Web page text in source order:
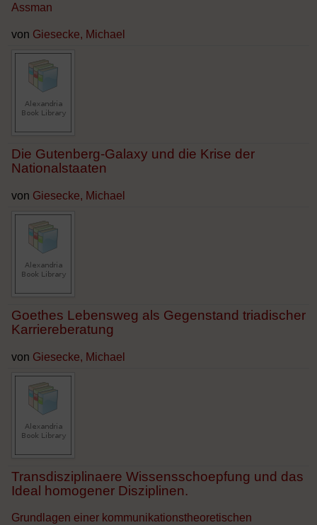
Assman
von Giesecke, Michael
Die Gutenberg-Galaxy und die Krise der
Nationalstaaten
von Giesecke, Michael
Goethes Lebensweg als Gegenstand triadischer
Karriereberatung
von Giesecke, Michael
Transdisziplinaere Wissensschoepfung und das
Ideal homogener Disziplinen.
Grundlagen einer kommunikationstheoretischen